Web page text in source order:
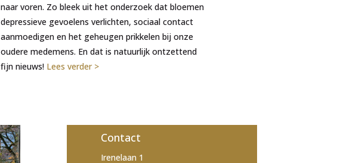
naar voren. Zo bleek uit het onderzoek dat bloemen
depressieve gevoelens verlichten, sociaal contact
aanmoedigen en het geheugen prikkelen bij onze
oudere medemens. En dat is natuurlijk ontzettend
fijn nieuws! Lees verder >
Contact
Irenelaan 1